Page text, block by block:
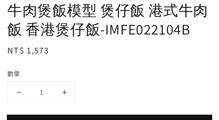
牛肉煲飯模型 煲仔飯 港式牛肉
飯 香港煲仔飯-IMFE022104B
Regular
NT$ 1,573
數量